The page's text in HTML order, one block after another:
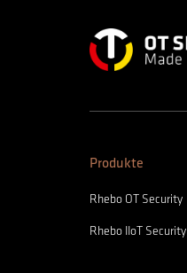
Produkte
Rhebo OT Security
Rhebo IIoT Security